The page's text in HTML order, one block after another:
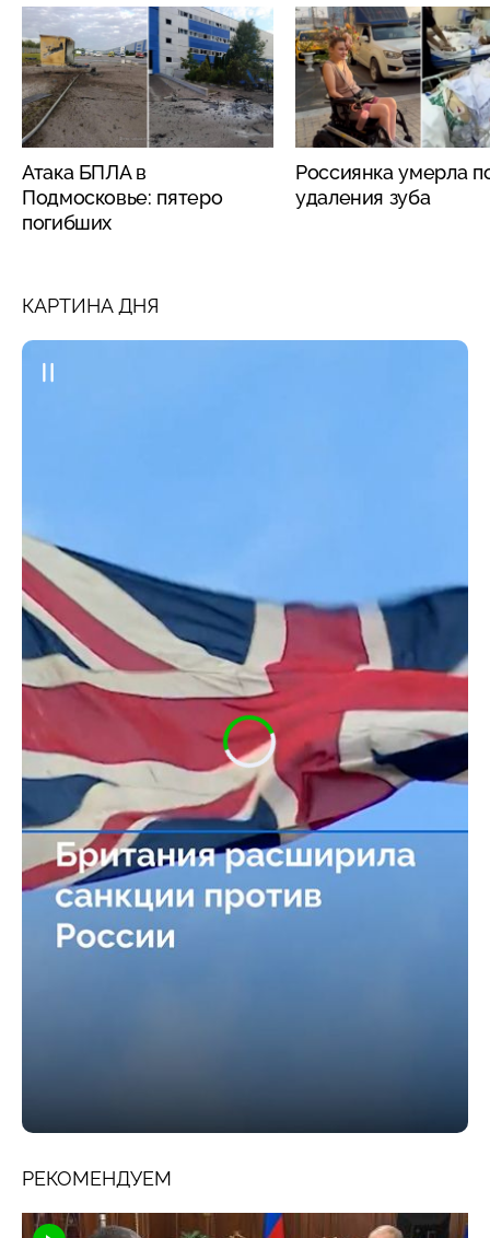
Атака БПЛА в
Подмосковье: пятеро
погибших
Россиянка умерла
удаления зуба
КАРТИНА ДНЯ
РЕКОМЕНДУЕМ